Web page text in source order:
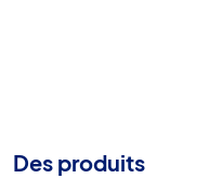
Des produits